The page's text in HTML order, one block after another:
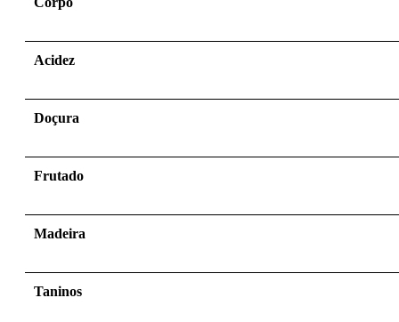
Acidez
Doçura
Frutado
Madeira
Taninos